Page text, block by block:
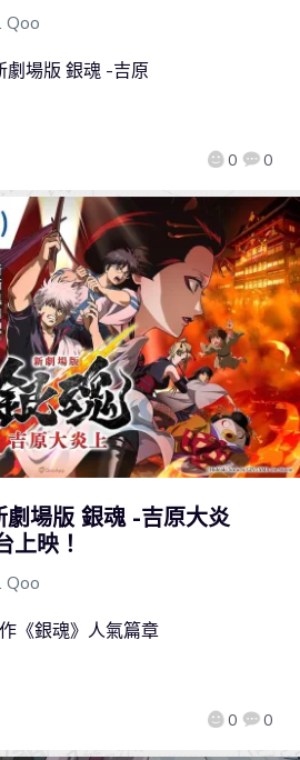
Qoo
0 0
劇場版 銀魂 -吉原
場版 銀魂 -吉原大炎
上映！
Qoo
0 0
《銀魂》人氣篇章